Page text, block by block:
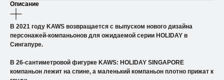
Описание
В 2021 году KAWS возвращается с выпуском нового дизайна
персонажей-компаньонов для ожидаемой серии HOLIDAY в
Сингапуре.
В 26-сантиметровой фигурке KAWS: HOLIDAY SINGAPORE
компаньон лежит на спине, а маленький компаньон плотно прижат к